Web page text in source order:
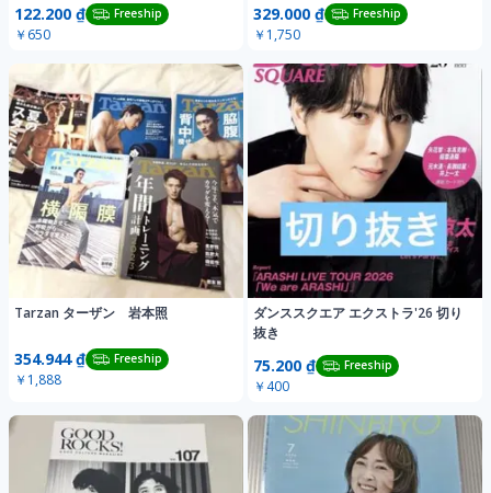
122.200 ₫ Freeship
￥650
329.000 ₫ Freeship
￥1,750
Tarzan ターザン 岩本照
354.944 ₫ Freeship
￥1,888
ダンススクエア エクストラ'26 切り
抜き
75.200 ₫ Freeship
￥400